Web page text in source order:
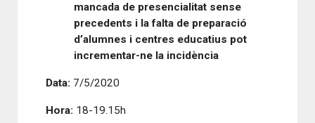
mancada de presencialitat sense
precedents i la falta de preparació
d’alumnes i centres educatius pot
incrementar-ne la incidència
Data: 7/5/2020
Hora: 18-19.15h